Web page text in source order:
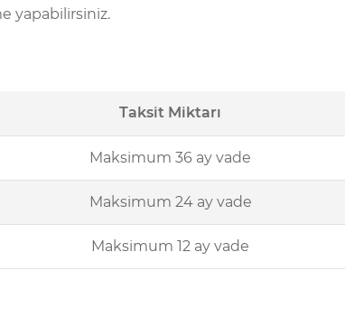
yapabilirsiniz.
Taksit Miktarı
Maksimum 36 ay vade
Maksimum 24 ay vade
Maksimum 12 ay vade